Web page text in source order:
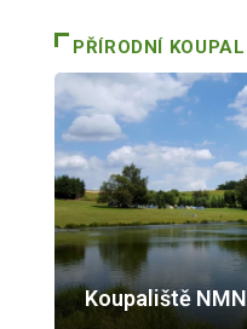
PŘÍRODNÍ
Koupaliště